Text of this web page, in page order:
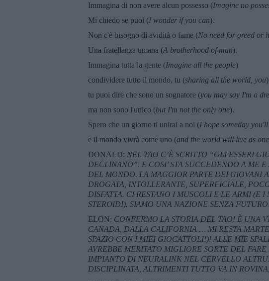
Immagina di non avere alcun possesso (Imagine no
Mi chiedo se puoi (I wonder if you can).
Non c'è bisogno di avidità o fame (No need for greed or
Una fratellanza umana (A brotherhood of man).
Immagina tutta la gente (Imagine all the people)
condividere tutto il mondo, tu (sharing all the world, you
tu puoi dire che sono un sognatore (you may say I'm a
ma non sono l'unico (but I'm not the only one).
Spero che un giorno ti unirai a noi (I hope someday
e il mondo vivrà come uno (and the world will live as one
DONALD: NEL TAO C’È SCRITTO “GLI ESSERI
DECLINANO”. E COSI’ STA SUCCEDENDO A ME
DEL MONDO. LA MAGGIOR PARTE DEI GIOVANI
DROGATA, INTOLLERANTE, SUPERFICIALE,
DISFATTA. CI RESTANO I MUSCOLI E LE ARMI (E
STEROIDI). SIAMO UNA NAZIONE SENZA
ELON: CONFERMO LA STORIA DEL TAO! È UNA
CANADA, DALLA CALIFORNIA … MI RESTA
SPAZIO CON I MIEI GIOCATTOLI!)! ALLE MIE
AVREBBE MERITATO MIGLIORE SORTE DEL
IMPIANTO DI NEURALINK NEL CERVELLO
DISCIPLINATA, ALTRIMENTI TUTTO VA IN